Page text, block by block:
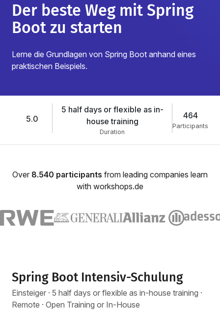
Der beste Weg mit Spring
Boot zu starten
Lerne die Grundlagen von Spring Boot anhand eines
praktischen Beispiels.
5.0
5 half days or flexible as in-
house training
Duration
464
Participants
Over 8.540 participants from leading companies learn
with workshops.de
Spring Boot Intensiv-Schulung
Einsteiger · 5 half days or flexible as in-house training ·
Remote · Open Training or In-House